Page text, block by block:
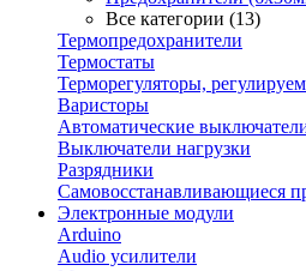
Все категории (13)
Термопредохранители
Термостаты
Терморегуляторы,
Варисторы
Автоматические
Выключатели нагрузки
Разрядники
Самовосстанавливающиеся
Электронные модули
Arduino
Audio усилители